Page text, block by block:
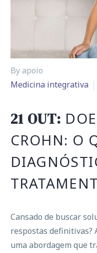
By apoio
Medicina integrativa
21 OUT:
CROHN: O
Cansado de buscar
respostas definitivas?
uma abordagem que